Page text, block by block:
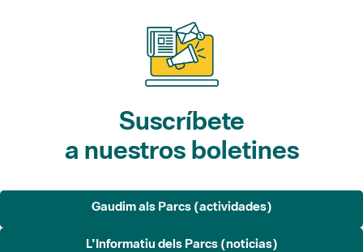
Suscríbete
a nuestros boletines
Gaudim als Parcs (actividades)
L'Informatiu dels Parcs (noticias)